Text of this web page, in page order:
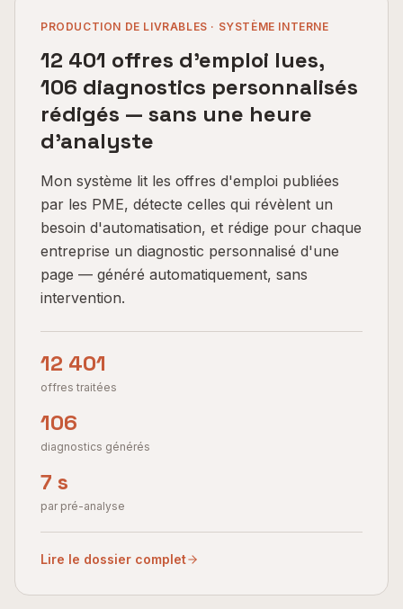
PRODUCTION DE LIVRABLES · SYSTÈME INTERNE
12 401 offres d'emploi lues,
106 diagnostics personnalisés
rédigés — sans une heure
d'analyste
Mon système lit les offres d'emploi publiées
par les PME, détecte celles qui révèlent un
besoin d'automatisation, et rédige pour chaque
entreprise un diagnostic personnalisé d'une
page — généré automatiquement, sans
intervention.
12 401
offres traitées
106
diagnostics générés
7 s
par pré-analyse
Lire le dossier complet